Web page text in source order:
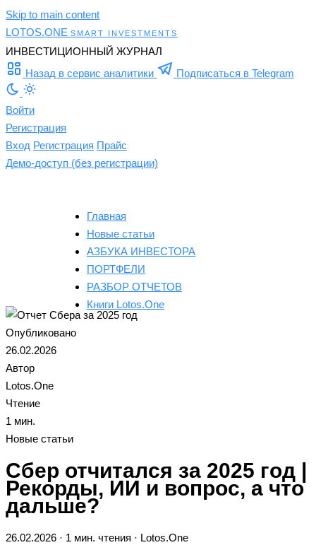
Skip to main content
LOTOS.ONE SMART INVESTMENTS
ИНВЕСТИЦИОННЫЙ ЖУРНАЛ
Назад в сервис аналитики
Подписаться в Telegram
Войти
Регистрация
Вход Регистрация Прайс
Демо-доступ (без регистрации)
Главная
Новые статьи
АЗБУКА ИНВЕСТОРА
ПОРТФЕЛИ
РАЗБОР ОТЧЕТОВ
Книги Lotos.One
Опубликовано
26.02.2026
Автор
Lotos.One
Чтение
1 мин.
Новые статьи
Сбер отчитался за 2025 год |
Рекорды, ИИ и вопрос, а что
дальше?
26.02.2026 · 1 мин. чтения · Lotos.One